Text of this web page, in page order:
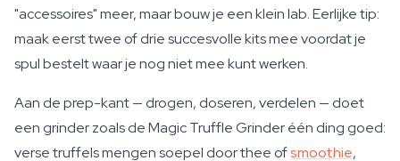
"accessoires" meer, maar bouw je een klein lab. Eerlijke tip:
maak eerst twee of drie succesvolle kits mee voordat je
spul bestelt waar je nog niet mee kunt werken.
Aan de prep-kant — drogen, doseren, verdelen — doet
een grinder zoals de Magic Truffle Grinder één ding goed:
verse truffels mengen soepel door thee ofsmoothie,